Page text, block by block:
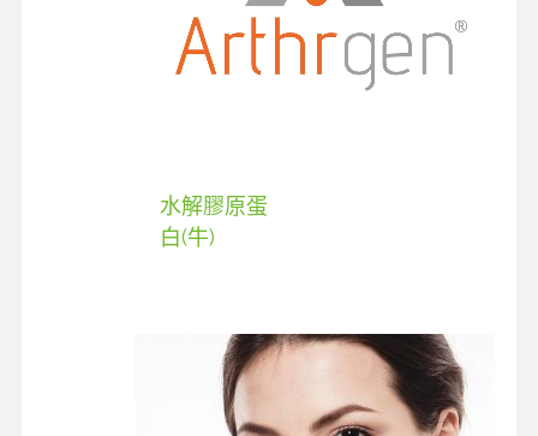
水解膠原蛋
白(牛)